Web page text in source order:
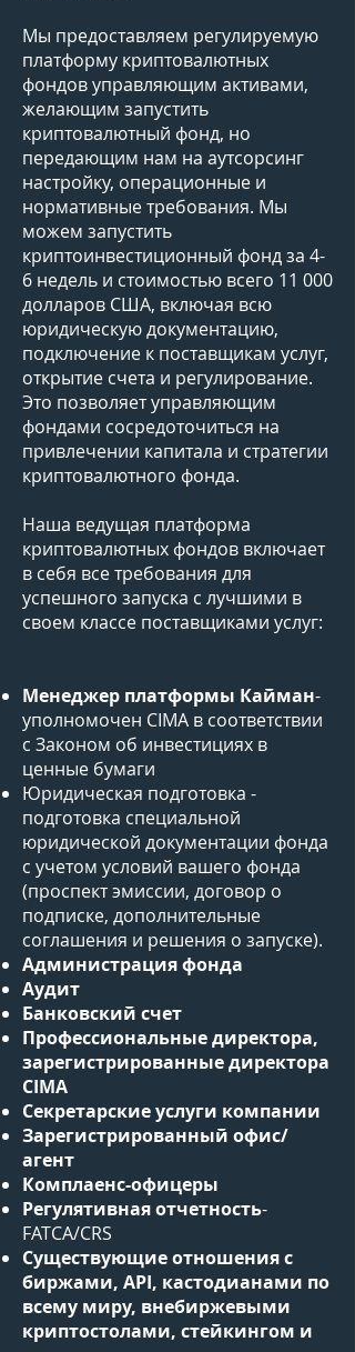
Мы предоставляем регулируемую
платформу криптовалютных
фондов управляющим активами,
желающим запустить
криптовалютный фонд, но
передающим нам на аутсорсинг
настройку, операционные и
нормативные требования. Мы
можем запустить
криптоинвестиционный фонд за 4-
6 недель и стоимостью всего 11 000
долларов США, включая всю
юридическую документацию,
подключение к поставщикам услуг,
открытие счета и регулирование.
Это позволяет управляющим
фондами сосредоточиться на
привлечении капитала и стратегии
криптовалютного фонда.
Наша ведущая платформа
криптовалютных фондов включает
в себя все требования для
успешного запуска с лучшими в
своем классе поставщиками услуг:
Менеджер платформы Кайман-
уполномочен CIMA в соответствии
с Законом об инвестициях в
ценные бумаги
Юридическая подготовка -
подготовка специальной
юридической документации фонда
с учетом условий вашего фонда
(проспект эмиссии, договор о
подписке, дополнительные
соглашения и решения о запуске).
Администрация фонда
Аудит
Банковский счет​
Профессиональные директора,
зарегистрированные директора
CIMA
Секретарские услуги компании
Зарегистрированный офис/
агент
Комплаенс-офицеры
Регулятивная отчетность-
FATCA/CRS
Существующие отношения с
биржами, API, кастодианами по
всему миру, внебиржевыми
криптостолами, стейкингом и